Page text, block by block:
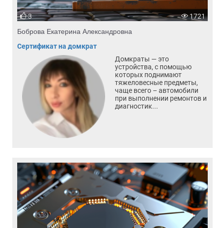
3 1721
Боброва Екатерина Александровна
Сертификат на домкрат
Домкраты — это
устройства, с помощью
которых поднимают
тяжеловесные предметы,
чаще всего – автомобили
при выполнении ремонтов и
диагностик...